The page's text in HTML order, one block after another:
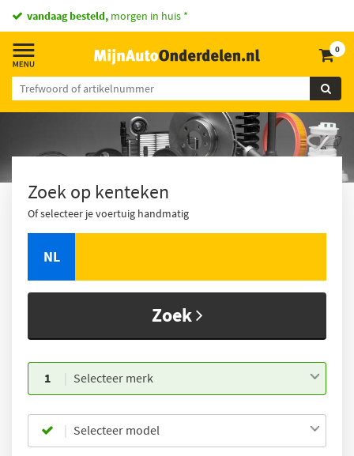
vandaag besteld, morgen in huis *
0
Zoek op kenteken
Of selecteer je voertuig handmatig
NL
Zoek
1 Selecteer merk
Selecteer model